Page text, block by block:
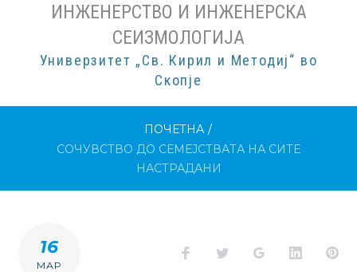
ИНЖЕНЕРСТВО И ИНЖЕНЕРСКА
СЕИЗМОЛОГИЈА
Универзитет „Св. Кирил и Методиј“ во
Скопје
ПОЧЕТНА /
СОЧУВСТВО ДО СЕМЕЈСТВАТА НА СИТЕ
НАСТРАДАНИ
16
МАР
Facebook
Twitter Google+LinkedIn